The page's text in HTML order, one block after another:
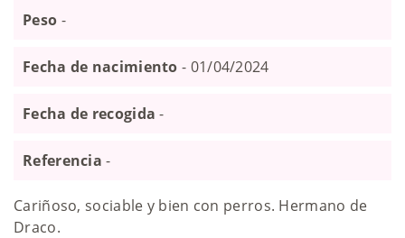
Peso -
Fecha de nacimiento - 01/04/2024
Fecha de recogida -
Referencia -
Cariñoso, sociable y bien con perros. Hermano de
Draco.